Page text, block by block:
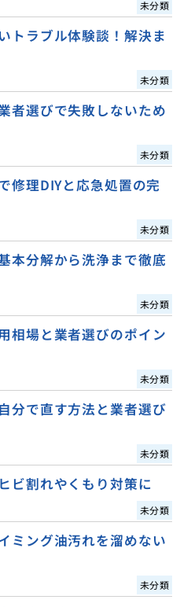
未分類
トラブル体験談！解決ま
未分類
者選びで失敗しないため
未分類
修理DIYと応急処置の完
未分類
本分解から洗浄まで徹底
未分類
相場と業者選びのポイン
未分類
分で直す方法と業者選び
未分類
ビ割れやくもり対策に
未分類
ミング油汚れを溜めない
未分類